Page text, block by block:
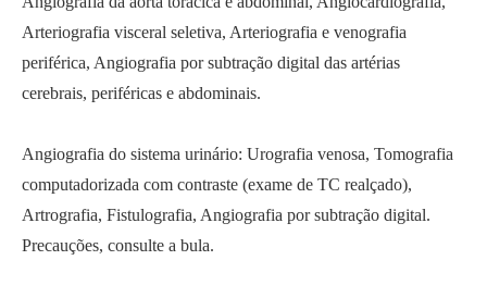
Arteriografia visceral seletiva, Arteriografia e venografia
periférica, Angiografia por subtração digital das artérias
cerebrais, periféricas e abdominais.
Angiografia do sistema urinário: Urografia venosa, Tomografia
computadorizada com contraste (exame de TC realçado),
Artrografia, Fistulografia, Angiografia por subtração digital.
Precauções, consulte a bula.